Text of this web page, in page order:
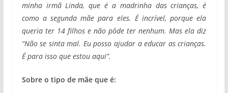
minha irmã Linda, que é a madrinha das crianças, é
como a segunda mãe para eles. É incrível, porque ela
queria ter 14 filhos e não pôde ter nenhum. Mas ela diz
“Não se sinta mal. Eu posso ajudar a educar as crianças.
É para isso que estou aqui”.
Sobre o tipo de mãe que é: